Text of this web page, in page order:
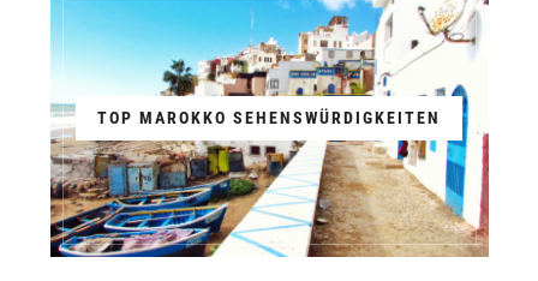
TOP MAROKKO SEHENSWÜRDIGKEITEN